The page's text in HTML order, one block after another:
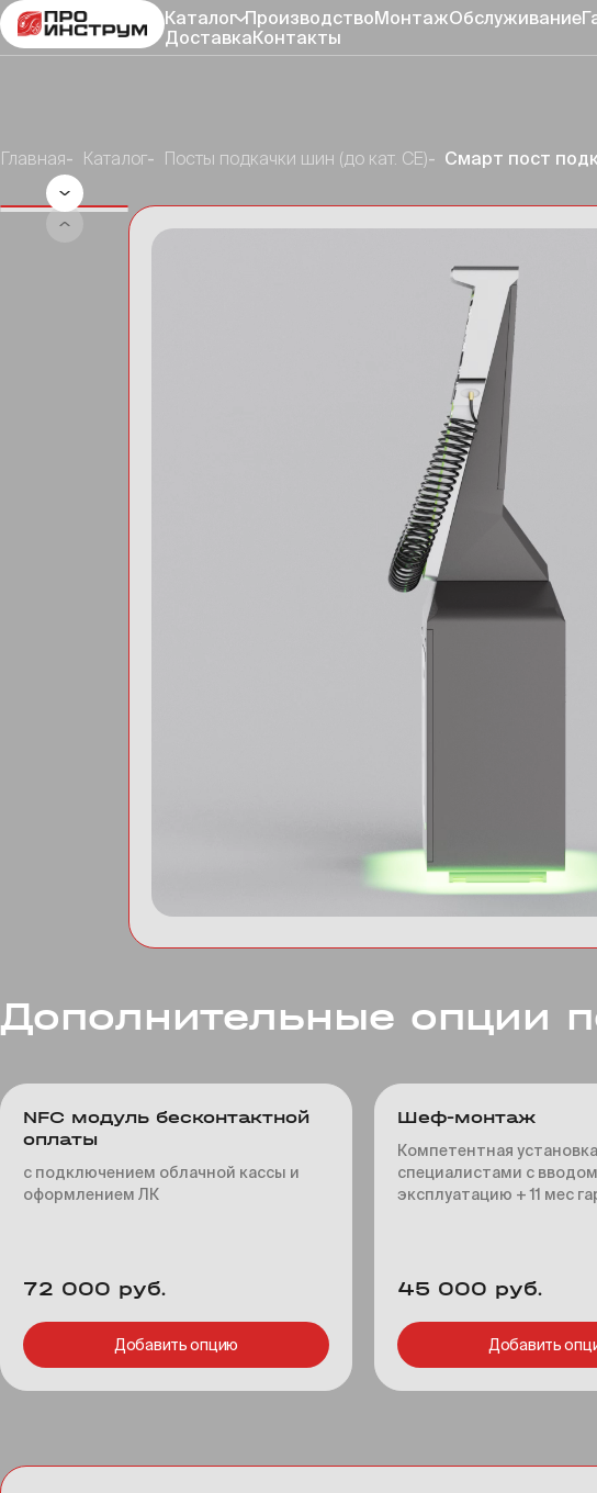
Каталог ПроизводствоМонтажОбслуживание
ДоставкаКонтакты
Главная Каталог Посты подкачки шин (до кат. CE) Смарт пост
Дополнительные опции
NFC модуль бесконтактной
оплаты
с подключением облачной кассы и
оформлением ЛК
72 000 руб.
Добавить опцию
Шеф-монтаж
Компетентная
специалистами с
эксплуатацию + 11 мес
45 000 руб.
Добавить